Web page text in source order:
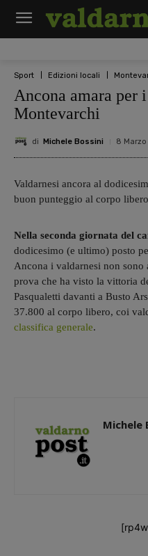
Sport Edizioni locali
Ancona amara per
Montevarchi
di Michele Bossini 8
Valdarnesi ancora al
buon punteggio al corpo libero
Nella seconda giornata del
dodicesimo (e ultimo) posto
Ancona i valdarnesi non sono
prova che ha visto la vittoria
Pasqualetti davanti a Busto
37.800 al corpo libero, coi
classifica generale.
Michele